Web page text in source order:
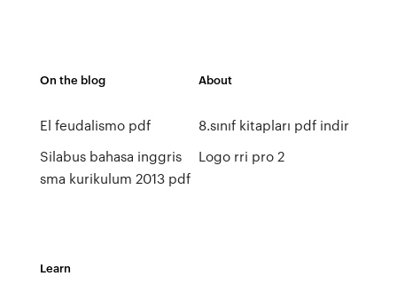
On the blog
El feudalismo pdf
Silabus bahasa inggris
sma kurikulum 2013 pdf
About
8.sınıf kitapları pdf indir
Logo rri pro 2
Learn